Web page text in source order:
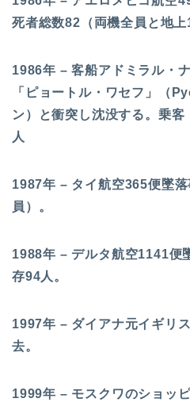
死者総数82（両機全員と地上
1986年 – 客船アドミラル・
「ピョートル・ワセフ」（
ン）と衝突し沈没する。乗
人
1987年 – タイ航空365便墜
員）。
1988年 – デルタ航空1141
存94人。
1997年 – ダイアナ元イギリ
去。
1999年 – モスクワのショッ